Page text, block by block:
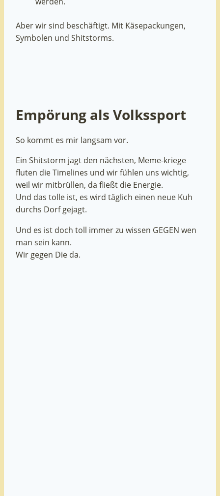
Aber wir sind beschäftigt. Mit Käsepackungen,
Symbolen und Shitstorms.
Empörung als Volkssport
So kommt es mir langsam vor.
Ein Shitstorm jagt den nächsten, Meme-kriege
fluten die Timelines und wir fühlen uns wichtig,
weil wir mitbrüllen, da fließt die Energie.
Und das tolle ist, es wird täglich einen neue Kuh
durchs Dorf gejagt.
Und es ist doch toll immer zu wissen GEGEN wen
man sein kann.
Wir gegen Die da.